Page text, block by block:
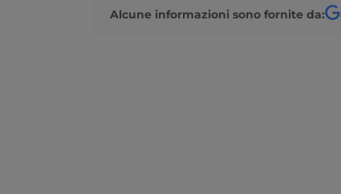
Alcune informazioni sono fornite da: